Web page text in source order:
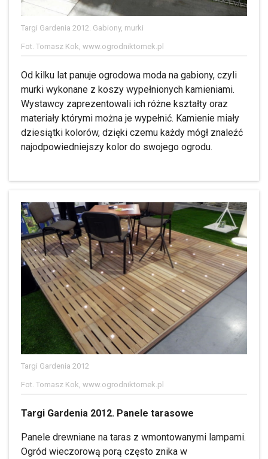
Targi Gardenia 2012. Gabiony, murki
Fot. Tomasz Kok, www.ogrodniktomek.pl
Od kilku lat panuje ogrodowa moda na gabiony, czyli
murki wykonane z koszy wypełnionych kamieniami.
Wystawcy zaprezentowali ich różne kształty oraz
materiały którymi można je wypełnić. Kamienie miały
dziesiątki kolorów, dzięki czemu każdy mógł znaleźć
najodpowiedniejszy kolor do swojego ogrodu.
Targi Gardenia 2012
Fot. Tomasz Kok, www.ogrodniktomek.pl
Targi Gardenia 2012. Panele tarasowe
Panele drewniane na taras z wmontowanymi lampami.
Ogród wieczorową porą często znika w